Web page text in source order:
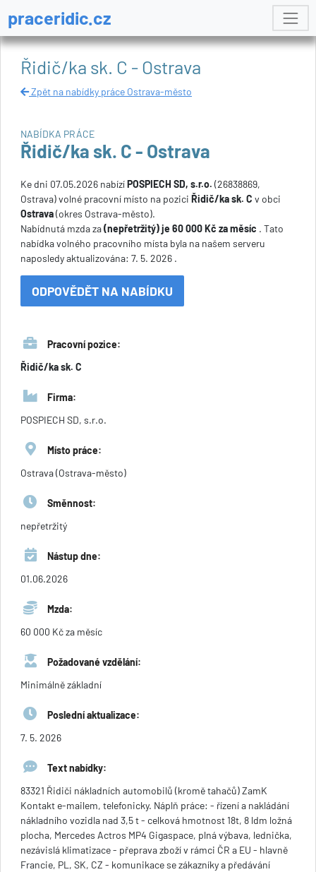
praceridic.cz
Řidič/ka sk. C - Ostrava
Zpět na nabídky práce Ostrava-město
NABÍDKA PRÁCE
Řidič/ka sk. C - Ostrava
Ke dni 07.05.2026 nabízíPOSPIECH SD, s.r.o. (26838869,
Ostrava) volné pracovní místo na pozici Řidič/ka sk. C v obci
Ostrava(okres Ostrava-město).
Nabídnutá mzda za(nepřetržitý) je 60 000 Kč za měsíc . Tato
nabídka volného pracovního místa byla na našem serveru
naposledy aktualizována: 7. 5. 2026 .
ODPOVĚDĚT NA NABÍDKU
Pracovní pozice:
Řidič/ka sk. C
Firma:
POSPIECH SD, s.r.o.
Místo práce:
Ostrava (Ostrava-město)
Směnnost:
nepřetržitý
Nástup dne:
01.06.2026
Mzda:
60 000 Kč za měsíc
Požadované vzdělání:
Minimálně základní
Poslední aktualizace:
7. 5. 2026
Text nabídky:
83321 Řidiči nákladních automobilů (kromě tahačů) ZamK
Kontakt e-mailem, telefonicky. Náplň práce: - řízení a nakládání
nákladního vozidla nad 3,5 t - celková hmotnost 18t, 8 ldm ložná
plocha, Mercedes Actros MP4 Gigaspace, plná výbava, lednička,
nezávislá klimatizace - přeprava zboží v rámci ČR a EU - hlavně
Francie, PL, SK, CZ - komunikace se zákazníky a předávání